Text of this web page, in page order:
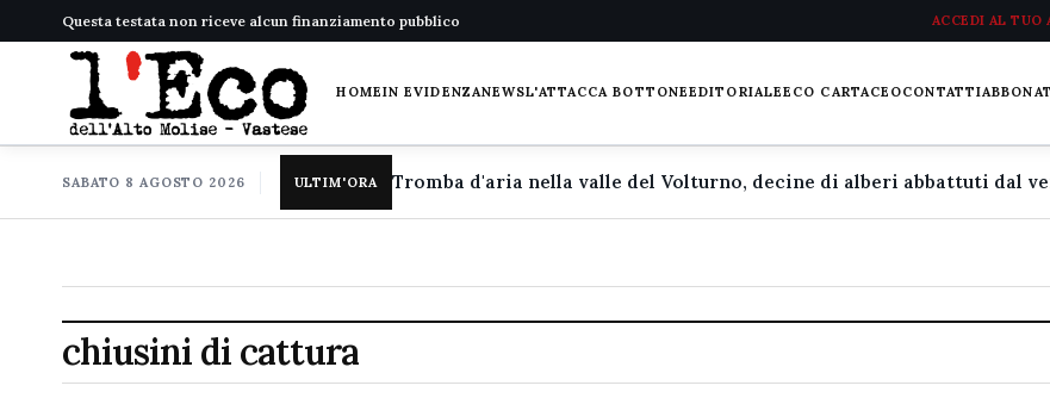
Questa testata non riceve alcun finanziamento pubblico ACCEDI AL TUO
HOMEIN EVIDENZANEWSL'ATTACCA BOTTONEEDITORIALEECO CARTACEOCONTATTI
SABATO 8 AGOSTO 2026 ULTIM'ORA
chiusini di cattura